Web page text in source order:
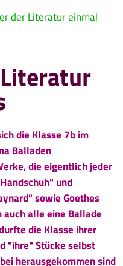
der Literatur einmal
die Klasse 7b im
Balladen
die eigentlich jeder
und
sowie Goethes
alle eine Ballade
die Klasse ihrer
"ihre" Stücke selbst
herausgekommen sind